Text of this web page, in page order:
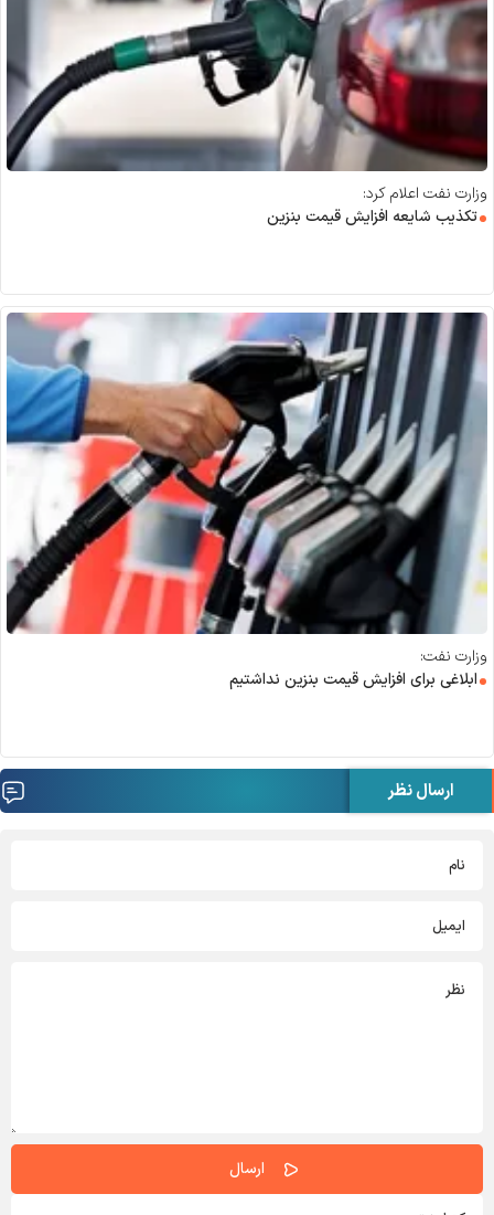
وزارت نفت اعلام کرد:
تکذیب شایعه افزایش قیمت بنزین
وزارت نفت:
ابلاغی برای افزایش قیمت بنزین نداشتیم
ارسال نظر